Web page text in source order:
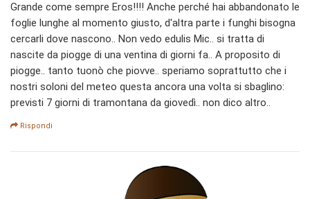
Grande come sempre Eros!!!! Anche perché hai abbandonato le
foglie lunghe al momento giusto, d'altra parte i funghi bisogna
cercarli dove nascono.. Non vedo edulis Mic.. si tratta di
nascite da piogge di una ventina di giorni fa.. A proposito di
piogge.. tanto tuonò che piovve.. speriamo soprattutto che i
nostri soloni del meteo questa ancora una volta si sbaglino:
previsti 7 giorni di tramontana da giovedì.. non dico altro..
Rispondi